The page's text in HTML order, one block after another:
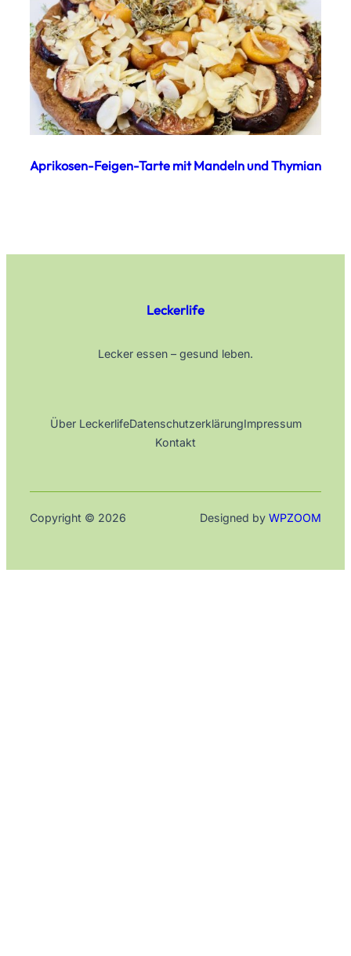
Aprikosen-Feigen-Tarte mit Mandeln und Thymian
Leckerlife
Lecker essen – gesund leben.
Über LeckerlifeDatenschutzerklärungImpressum
Kontakt
Copyright © 2026 Designed by WPZOOM